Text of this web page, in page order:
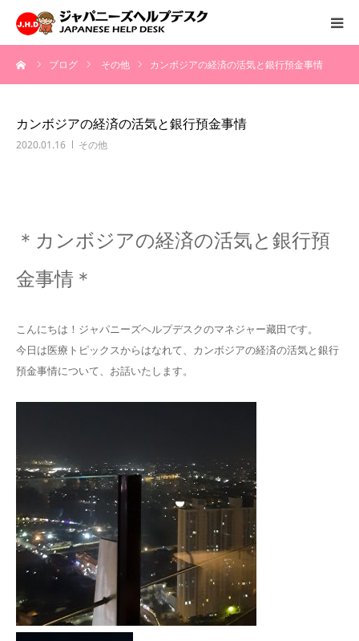
ブログ その他 カンボジアの経済の活気と銀行預金事情
カンボジアの経済の活気と銀行預金事情
2020.01.16
その他
＊カンボジアの経済の活気と銀行預
金事情＊
こんにちは！ジャパニーズヘルプデスクのマネジャー藏田です。
今日は医療トピックスからはなれて、カンボジアの経済の活気と銀行
預金事情について、お話いたします。
HOME
お問い合わせ